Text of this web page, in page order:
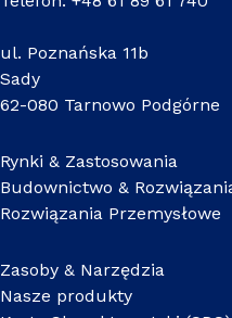
ul. Poznańska 11b
Sady
62-080 Tarnowo Podgórne
Rynki & Zastosowania
Budownictwo &
Rozwiązania Przemysłowe
Zasoby & Narzędzia
Nasze produkty